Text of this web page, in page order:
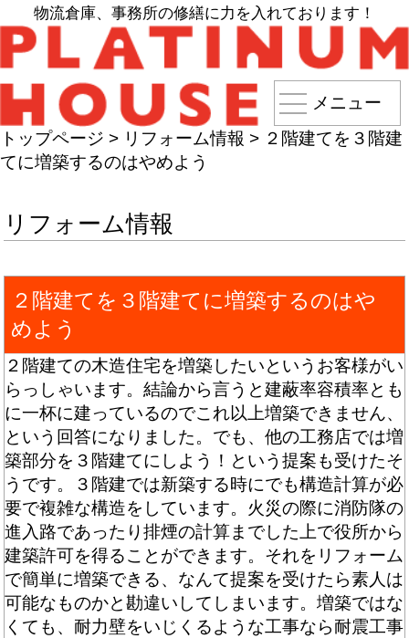
物流倉庫、事務所の修繕に力を入れております！
メニュー
トップページ > リフォーム情報 > ２階建てを３階建
てに増築するのはやめよう
リフォーム情報
２階建てを３階建てに増築するのはや
めよう
２階建ての木造住宅を増築したいというお客様がい
らっしゃいます。結論から言うと建蔽率容積率とも
に一杯に建っているのでこれ以上増築できません、
という回答になりました。でも、他の工務店では増
築部分を３階建てにしよう！という提案も受けたそ
うです。３階建では新築する時にでも構造計算が必
要で複雑な構造をしています。火災の際に消防隊の
進入路であったり排煙の計算までした上で役所から
建築許可を得ることができます。それをリフォーム
で簡単に増築できる、なんて提案を受けたら素人は
可能なものかと勘違いしてしまいます。増築ではな
くても、耐力壁をいじくるような工事なら耐震工事